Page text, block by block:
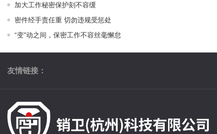
加大工作秘密保护刻不容缓
密件经手责任重 切勿违规受惩处
“变”动之间，保密工作不容丝毫懈怠
友情链接：